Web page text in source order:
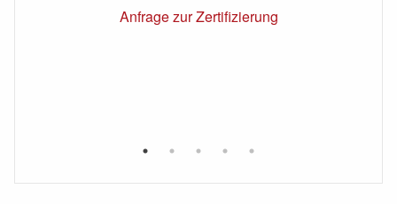
Anfrage zur Zertifizierung